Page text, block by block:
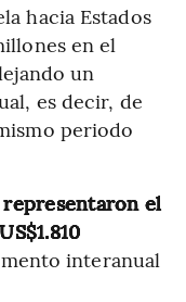
hacia Estados
en el
un
es decir, de
periodo
el
interanual